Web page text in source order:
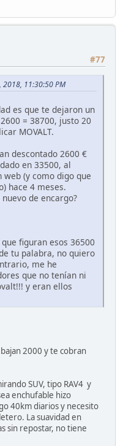
#77
2018, 11:30:50 PM
es que te dejaron un
= 38700, justo 20
MOVALT.
descontado 2600 €
en 33500, al
(y como digo que
hace 4 meses.
de encargo?
figuran esos 36500
tu palabra, no quiero
me he
que no tenían ni
y eran ellos
2000 y te cobran
SUV, tipo RAV4 y
enchufable hizo
40km diarios y necesito
La suavidad en
sin repostar, no tiene